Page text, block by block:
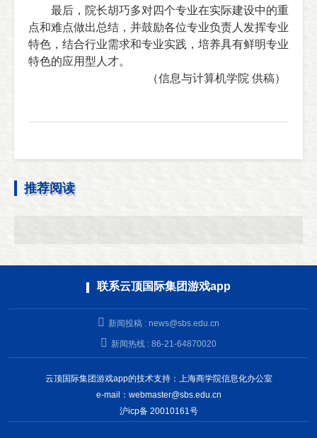
最后，院长胡巧多对四个专业在实际建设中的重
点和难点做出总结，并鼓励各位专业负责人发挥专业
特色，结合行业需求和专业实践，培养具有鲜明专业
特色的应用型人才。
（信息与计算机学院 供稿）
推荐阅读
联系云顶国际集团游戏app
新闻投稿 : news@sbs.edu.cn
新闻热线 : 86-21-64870020
云顶国际集团游戏app的技术支持：上海商学院信息化办公室
e-mail： webmaster@sbs.edu.cn
沪icp备 20010161号